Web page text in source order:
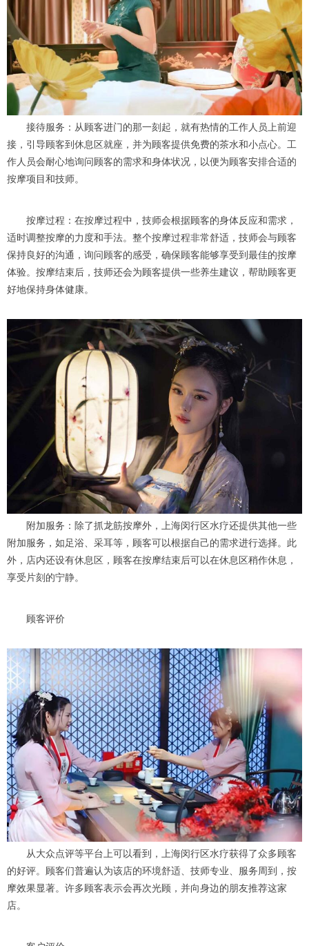
接待服务：从顾客进门的那一刻起，就有热情的工作人员上前迎
接，引导顾客到休息区就座，并为顾客提供免费的茶水和小点心。工
作人员会耐心地询问顾客的需求和身体状况，以便为顾客安排合适的
按摩项目和技师。
按摩过程：在按摩过程中，技师会根据顾客的身体反应和需求，
适时调整按摩的力度和手法。整个按摩过程非常舒适，技师会与顾客
保持良好的沟通，询问顾客的感受，确保顾客能够享受到最佳的按摩
体验。按摩结束后，技师还会为顾客提供一些养生建议，帮助顾客更
好地保持身体健康。
附加服务：除了抓龙筋按摩外，上海闵行区水疗还提供其他一些
附加服务，如足浴、采耳等，顾客可以根据自己的需求进行选择。此
外，店内还设有休息区，顾客在按摩结束后可以在休息区稍作休息，
享受片刻的宁静。
顾客评价
从大众点评等平台上可以看到，上海闵行区水疗获得了众多顾客
的好评。顾客们普遍认为该店的环境舒适、技师专业、服务周到，按
摩效果显著。许多顾客表示会再次光顾，并向身边的朋友推荐这家
店。